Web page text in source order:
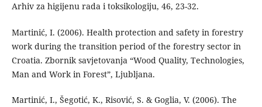
Arhiv za higijenu rada i toksikologiju, 46, 23-32.
Martinić, I. (2006). Health protection and safety in forestry
work during the transition period of the forestry sector in
Croatia. Zbornik savjetovanja “Wood Quality, Technologies,
Man and Work in Forest”, Ljubljana.
Martinić, I., Šegotić, K., Risović, S. & Goglia, V. (2006). The